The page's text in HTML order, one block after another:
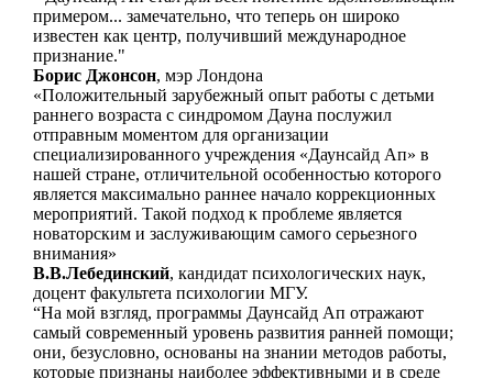
примером... замечательно, что теперь он широко
известен как центр, получивший международное
признание."
Борис Джонсон, мэр Лондона
«Положительный зарубежный опыт работы с детьми
раннего возраста с синдромом Дауна послужил
отправным моментом для организации
специализированного учреждения «Даунсайд Ап» в
нашей стране, отличительной особенностью которого
является максимально раннее начало коррекционных
мероприятий. Такой подход к проблеме является
новаторским и заслуживающим самого серьезного
внимания»
В.В.Лебединский, кандидат психологических наук,
доцент факультета психологии МГУ.
“На мой взгляд, программы Даунсайд Ап отражают
самый современный уровень развития ранней помощи;
они, безусловно, основаны на знании методов работы,
которые признаны наиболее эффективными и в среде